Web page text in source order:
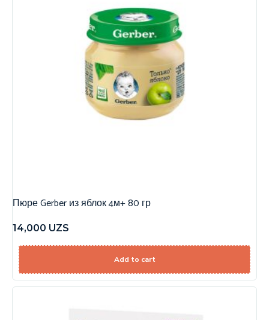
Пюре Gerber из яблок 4м+ 80 гр
14,000 UZS
Add to cart